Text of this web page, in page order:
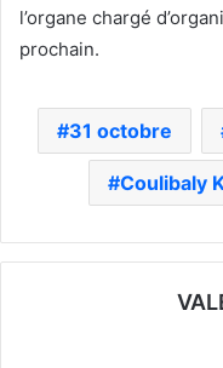
l’organe chargé
prochain.
31 octobre
Coulibaly